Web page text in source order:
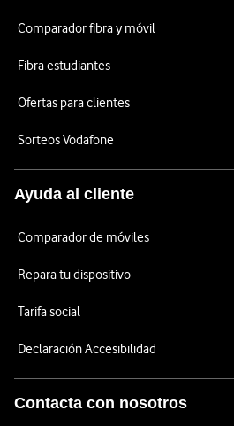
Comparador fibra y móvil
Fibra estudiantes
Ofertas para clientes
Sorteos Vodafone
Ayuda al cliente
Comparador de móviles
Repara tu dispositivo
Tarifa social
Declaración Accesibilidad
Contacta con nosotros